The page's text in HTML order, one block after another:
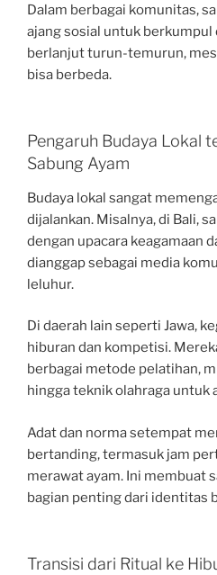
Dalam berbagai komunitas,
ajang sosial untuk berkumpul
berlanjut turun-temurun,
bisa berbeda.
Pengaruh Budaya Lokal
Sabung Ayam
Budaya lokal sangat
dijalankan. Misalnya, di Bali,
dengan upacara keagamaan
dianggap sebagai media
leluhur.
Di daerah lain seperti Jawa,
hiburan dan kompetisi.
berbagai metode pelatihan,
hingga teknik olahraga untuk
Adat dan norma setempat
bertanding, termasuk jam
merawat ayam. Ini membuat
bagian penting dari identitas
Transisi dari Ritual ke